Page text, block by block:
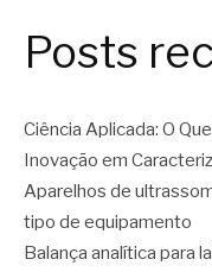
Posts
Ciência Aplicada: O
Inovação em
Aparelhos de
tipo de equipamento
Balança analítica para